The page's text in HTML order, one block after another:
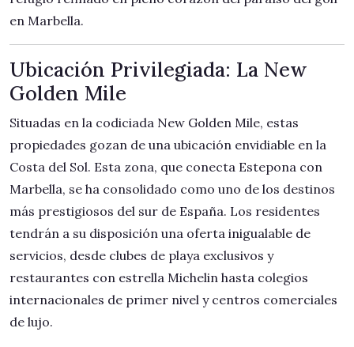
en Marbella.
Ubicación Privilegiada: La New
Golden Mile
Situadas en la codiciada New Golden Mile, estas
propiedades gozan de una ubicación envidiable en la
Costa del Sol. Esta zona, que conecta Estepona con
Marbella, se ha consolidado como uno de los destinos
más prestigiosos del sur de España. Los residentes
tendrán a su disposición una oferta inigualable de
servicios, desde clubes de playa exclusivos y
restaurantes con estrella Michelin hasta colegios
internacionales de primer nivel y centros comerciales
de lujo.